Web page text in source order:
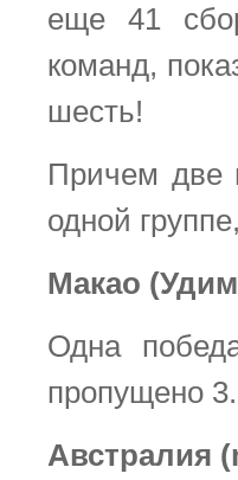
еще 41
команд,
шесть!
Причем две
одной
Макао
Одна
пропущено 3.
Австралия